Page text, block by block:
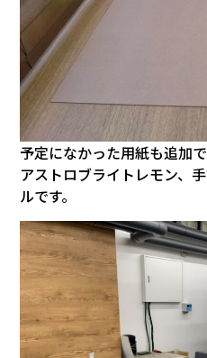
予定になかった用紙も追加
アストロブライトレモン、
ルです。